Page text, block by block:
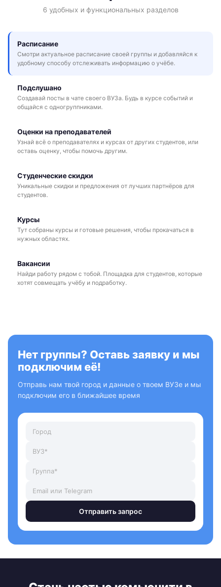
6 удобных и функциональных разделов
Расписание
Смотри актуальное расписание своей группы и добавляйся к
удобному способу отслеживать информацию о учёбе.
Подслушано
Создавай посты в чате своего ВУЗа. Будь в курсе событий и
общайся с одногруппниками.
Оценки на преподавателей
Узнай всё о преподавателях и курсах от других студентов, или
оставь оценку, чтобы помочь другим.
Студенческие скидки
Уникальные скидки и предложения от лучших партнёров для
студентов.
Курсы
Тут собраны курсы и готовые решения, чтобы прокачаться в
нужных областях.
Вакансии
Найди работу рядом с тобой. Площадка для студентов, которые
хотят совмещать учёбу и подработку.
Нет группы? Оставь заявку и мы
подключим её!
Отправь нам твой город и данные о твоем ВУЗе и мы
подключим его в ближайшее время
Отправить запрос